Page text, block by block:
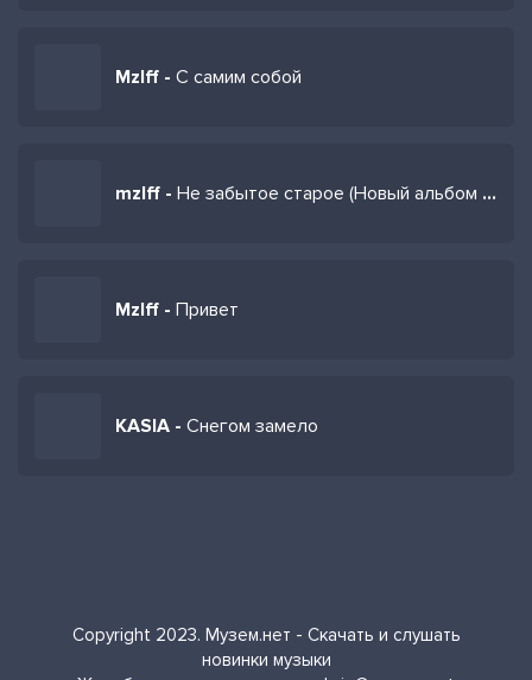
Mzlff - С самим собой
mzlff - Не забытое старое (Новый альбом 2025)
Mzlff - Привет
KASIA - Снегом замело
Copyright 2023. Музем.нет - Скачать и слушать
новинки музыки